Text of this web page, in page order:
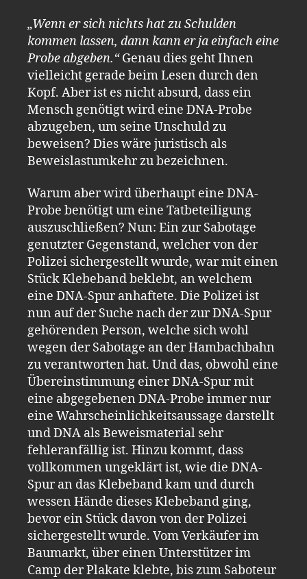
„Wenn er sich nichts hat zu Schulden
kommen lassen, dann kann er ja einfach eine
Probe abgeben.“Genau dies geht Ihnen
vielleicht gerade beim Lesen durch den
Kopf. Aber ist es nicht absurd, dass ein
Mensch genötigt wird eine DNA-Probe
abzugeben, um seine Unschuld zu
beweisen? Dies wäre juristisch als
Beweislastumkehr zu bezeichnen.
Warum aber wird überhaupt eine DNA-
Probe benötigt um eine Tatbeteiligung
auszuschließen? Nun: Ein zur Sabotage
genutzter Gegenstand, welcher von der
Polizei sichergestellt wurde, war mit einen
Stück Klebeband beklebt, an welchem
eine DNA-Spur anhaftete. Die Polizei ist
nun auf der Suche nach der zur DNA-Spur
gehörenden Person, welche sich wohl
wegen der Sabotage an der Hambachbahn
zu verantworten hat. Und das, obwohl eine
Übereinstimmung einer DNA-Spur mit
eine abgegebenen DNA-Probe immer nur
eine Wahrscheinlichkeitsaussage darstellt
und DNA als Beweismaterial sehr
fehleranfällig ist. Hinzu kommt, dass
vollkommen ungeklärt ist, wie die DNA-
Spur an das Klebeband kam und durch
wessen Hände dieses Klebeband ging,
bevor ein Stück davon von der Polizei
sichergestellt wurde. Vom Verkäufer im
Baumarkt, über einen Unterstützer im
Camp der Plakate klebte, bis zum Saboteur